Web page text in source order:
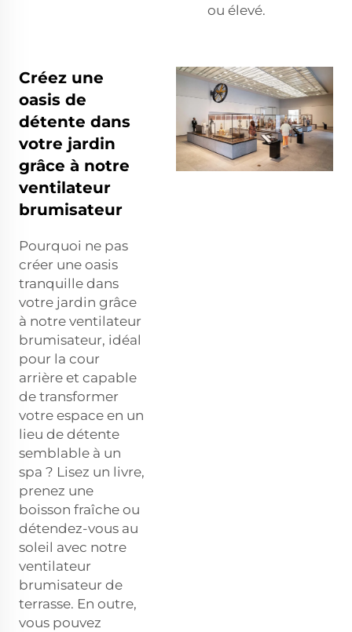
ou élevé.
Créez une
oasis de
détente dans
votre jardin
grâce à notre
ventilateur
brumisateur
Pourquoi ne pas
créer une oasis
tranquille dans
votre jardin grâce
à notre ventilateur
brumisateur, idéal
pour la cour
arrière et capable
de transformer
votre espace en un
lieu de détente
semblable à un
spa ? Lisez un livre,
prenez une
boisson fraîche ou
détendez-vous au
soleil avec notre
ventilateur
brumisateur de
terrasse. En outre,
vous pouvez